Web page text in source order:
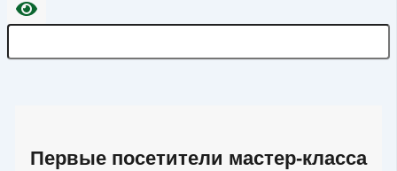
Первые посетители мастер-класса